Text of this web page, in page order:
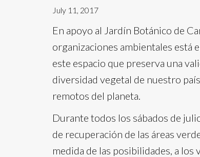
July 11, 2017
En apoyo al Jardín Botánico de
organizaciones ambientales está
este espacio que preserva una
diversidad vegetal de nuestro
remotos del planeta.
Durante todos los sábados de
de recuperación de las áreas
medida de las posibilidades, a